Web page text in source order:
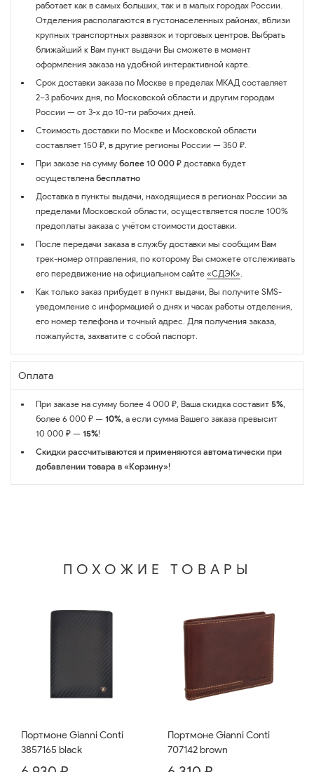
работает как в самых больших, так и в малых городах России.
Отделения располагаются в густонаселенных районах, вблизи
крупных транспортных развязок и торговых центров. Выбрать
ближайший к Вам пункт выдачи Вы сможете в момент
оформления заказа на удобной интерактивной карте.
Срок доставки заказа по Москве в пределах МКАД составляет
2–3 рабочих дня, по Московской области и другим городам
России — от 3-х до 10-ти рабочих дней.
Стоимость доставки по Москве и Московской области
составляет 150 ₽, в другие регионы России — 350 ₽.
При заказе на сумму более 10 000 ₽ доставка будет
осуществлена бесплатно
Доставка в пункты выдачи, находящиеся в регионах России за
пределами Московской области, осуществляется после 100%
предоплаты заказа с учётом стоимости доставки.
После передачи заказа в службу доставки мы сообщим Вам
трек-номер отправления, по которому Вы сможете отслеживать
его передвижение на официальном сайте «СДЭК».
Как только заказ прибудет в пункт выдачи, Вы получите SMS-
уведомление с информацией о днях и часах работы отделения,
его номер телефона и точный адрес. Для получения заказа,
пожалуйста, захватите с собой паспорт.
Оплата
При заказе на сумму более 4 000 ₽, Ваша скидка составит 5%,
более 6 000 ₽ — 10%, а если сумма Вашего заказа превысит
10 000 ₽ — 15%!
Скидки рассчитываются и применяются автоматически при
добавлении товара в «Корзину»!
ПОХОЖИЕ ТОВАРЫ
Портмоне Gianni Conti
3857165 black
Портмоне Gianni Conti
707142 brown